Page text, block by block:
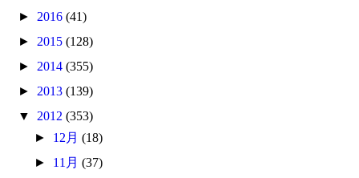
► 2016(41)
► 2015(128)
► 2014(355)
► 2013(139)
▼ 2012(353)
► 12月 (18)
► 11月 (37)